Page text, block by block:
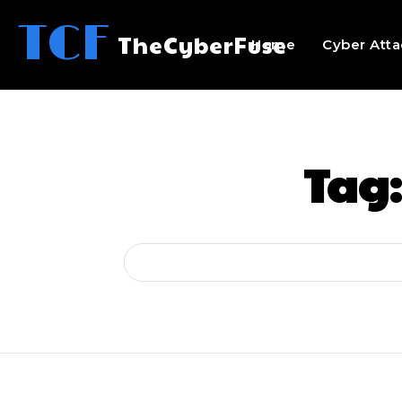
TCF TheCyberFuse
Home Cyber